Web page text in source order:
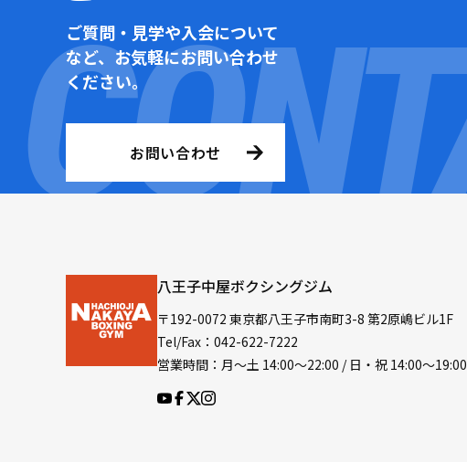
ご質問・見学や入会について
など、お気軽にお問い合わせ
ください。
お問い合わせ
八王子中屋ボクシングジム
〒192-0072 東京都八王子市南町3-8 第2原嶋ビル1F
Tel/Fax：042-622-7222
営業時間：月〜土 14:00〜22:00 / 日・祝 14:00〜19:00